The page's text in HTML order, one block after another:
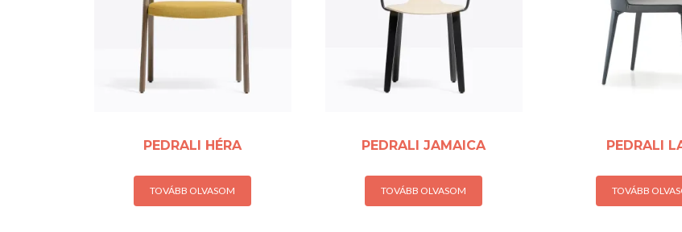
PEDRALI HÉRA
TOVÁBB OLVASOM
PEDRALI JAMAICA
TOVÁBB OLVASOM
PEDRALI
TOVÁBB